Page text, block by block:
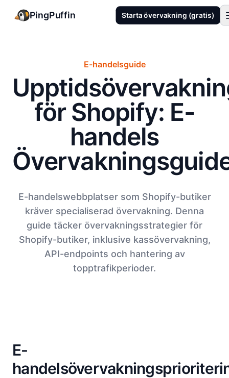
PingPuffin Starta övervakning (gratis)
E-handelsguide
för Shopify: E-
handels
E-handelswebbplatser som Shopify-butiker
kräver specialiserad övervakning. Denna
guide täcker övervakningsstrategier för
Shopify-butiker, inklusive kassövervakning,
API-endpoints och hantering av
topptrafikperioder.
E-